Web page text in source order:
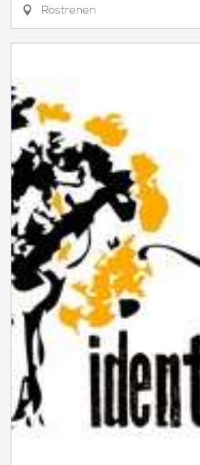
Rostrenen